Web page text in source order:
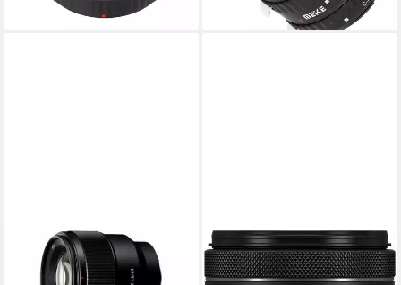
lieferbar - in 3-4 Werktagen bei dir